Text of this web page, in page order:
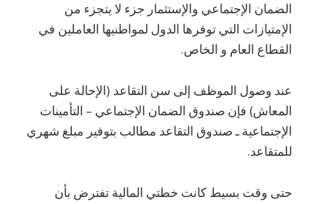
الضمان الإجتماعي والإستثمار جزء لا يتجزء من
الإمتيازات التي توفرها الدول لمواطنيها العاملين في
القطاع العام و الخاص.
عند وصول الموظف إلى سن التقاعد (الإحالة على
المعاش) فإن صندوق الضمان الإجتماعي – التأمينات
الإجتماعية ـ صندوق التقاعد مطالب بتوفير مبلغ شهري
للمتقاعد.
حتى وقت بسيط كانت خطتي المالية تفترض بأن